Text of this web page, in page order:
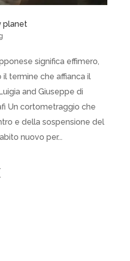
planet
significa effimero,
termine che affianca il
and Giuseppe di
Un cortometraggio che
e della sospensione del
nuovo per...